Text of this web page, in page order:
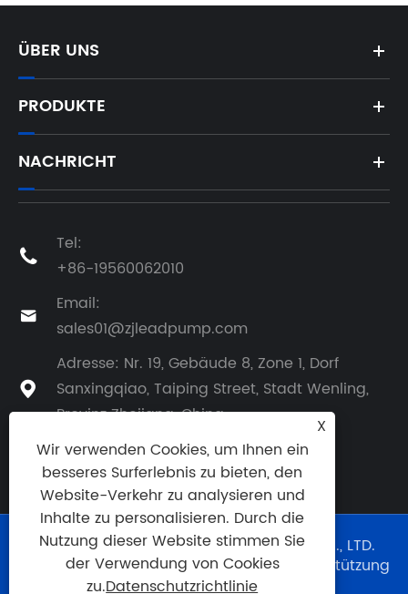
ÜBER UNS
PRODUKTE
NACHRICHT

Tel:
+86-19560062010

Email:
sales01@zjleadpump.com

Adresse: Nr. 19, Gebäude 8, Zone 1, Dorf
Sanxingqiao, Taiping Street, Stadt Wenling,
Provinz Zhejiang, China
Copyright © 2024 TAIZHOU LEAD PUMP CO., LTD.
Alle Rechte vorbehalten. Technische Unterstützung
:Qixin-Wolke
X
Wir verwenden Cookies, um Ihnen ein
besseres Surferlebnis zu bieten, den
Website-Verkehr zu analysieren und
Inhalte zu personalisieren. Durch die
Nutzung dieser Website stimmen Sie
der Verwendung von Cookies
zu.Datenschutzrichtlinie